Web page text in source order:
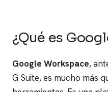
¿Qué es
Google Workspace,
G Suite, es mucho más